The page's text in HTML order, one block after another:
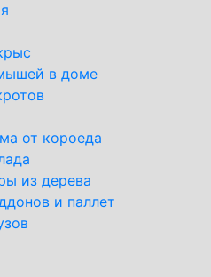
в доме
от короеда
из дерева
и паллет